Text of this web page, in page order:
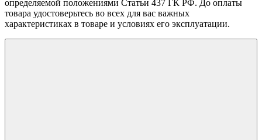
определяемой положениями Статьи 437 ГК РФ. До оплаты
товара удостоверьтесь во всех для вас важных
характеристиках в товаре и условиях его эксплуатации.